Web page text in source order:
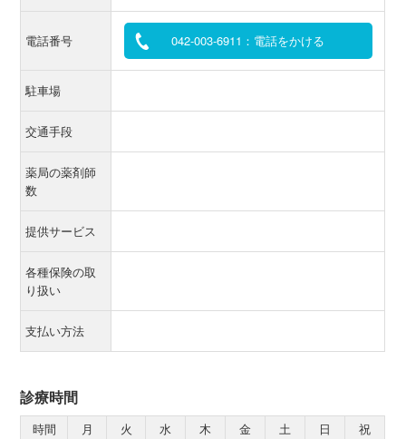
電話番号 042-003-6911：電話をかける
駐車場
交通手段
薬局の薬剤師
数
提供サービス
各種保険の取
り扱い
支払い方法
診療時間
時間 月 火 水 木 金 土 日
祝